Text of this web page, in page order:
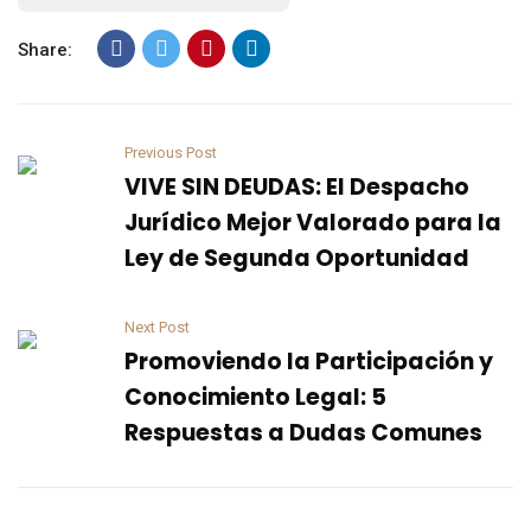
Share:
Previous Post
VIVE SIN DEUDAS: El Despacho
Jurídico Mejor Valorado para la
Ley de Segunda Oportunidad
Next Post
Promoviendo la Participación y
Conocimiento Legal: 5
Respuestas a Dudas Comunes